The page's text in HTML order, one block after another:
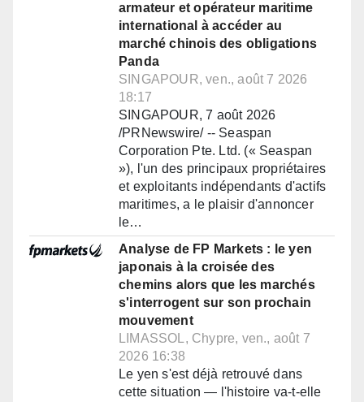
armateur et opérateur maritime
international à accéder au
marché chinois des obligations
Panda
SINGAPOUR, ven., août 7 2026
18:17
SINGAPOUR, 7 août 2026
/PRNewswire/ -- Seaspan
Corporation Pte. Ltd. (« Seaspan
»), l'un des principaux propriétaires
et exploitants indépendants d'actifs
maritimes, a le plaisir d'annoncer
le…
Analyse de FP Markets : le yen
japonais à la croisée des
chemins alors que les marchés
s'interrogent sur son prochain
mouvement
LIMASSOL, Chypre, ven., août 7
2026 16:38
Le yen s'est déjà retrouvé dans
cette situation — l'histoire va-t-elle